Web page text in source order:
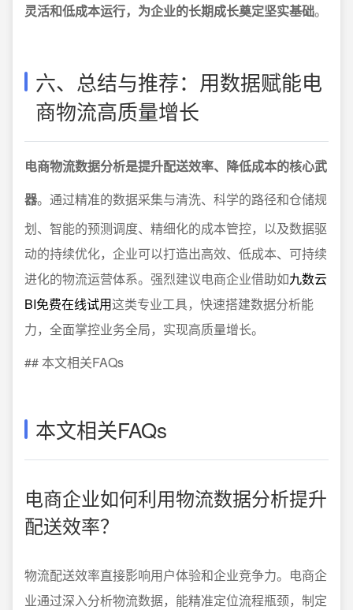
灵活和低成本运行，为企业的长期成长奠定坚实基础。
六、总结与推荐：用数据赋能电
商物流高质量增长
电商物流数据分析是提升配送效率、降低成本的核心武
器。通过精准的数据采集与清洗、科学的路径和仓储规
划、智能的预测调度、精细化的成本管控，以及数据驱
动的持续优化，企业可以打造出高效、低成本、可持续
进化的物流运营体系。强烈建议电商企业借助如九数云
BI免费在线试用这类专业工具，快速搭建数据分析能
力，全面掌控业务全局，实现高质量增长。
## 本文相关FAQs
本文相关FAQs
电商企业如何利用物流数据分析提升
配送效率？
物流配送效率直接影响用户体验和企业竞争力。电商企
业通过深入分析物流数据，能精准定位流程瓶颈，制定